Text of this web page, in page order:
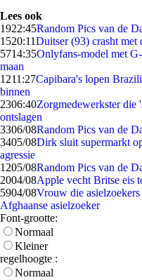
Lees ook
1922:45Random Pics van de
1520:11Duitser (93) crasht met
5714:35Onlyfans-model met
maan
1211:27Capibara's lopen
binnen
2306:40Zorgmedewerkster die
ontslagen
3306/08Random Pics van de
3405/08Dirk sluit supermarkt
agressie
1205/08Random Pics van de
2004/08Apple vecht Britse eis
5904/08Vrouw die
Afghaanse asielzoeker
Font-grootte:
Normaal
Kleiner
regelhoogte :
Normaal